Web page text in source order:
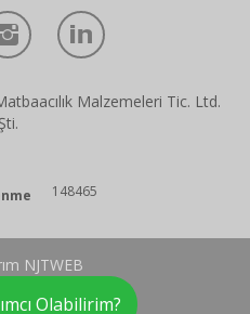
Malzemeleri Tic. Ltd.
148465
NJTWEB
Olabilirim?